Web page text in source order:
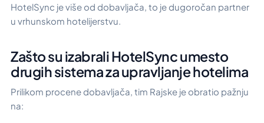
HotelSync je više od dobavljača, to je dugoročan partner
u vrhunskom hotelijerstvu.
Zašto su izabrali HotelSync umesto
drugih sistema za upravljanje hotelima
Prilikom procene dobavljača, tim Rajske je obratio pažnju
na: